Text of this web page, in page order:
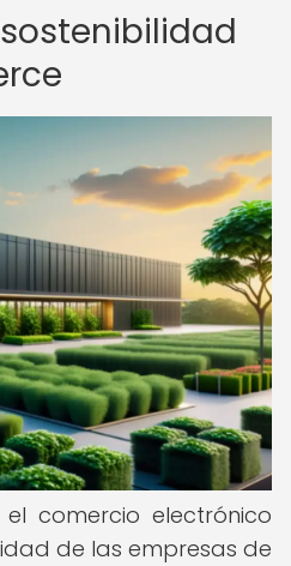
comercio electrónico
de las empresas de